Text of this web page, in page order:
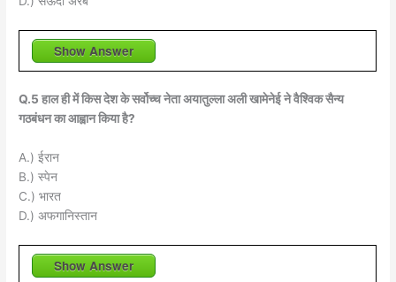
Show Answer
Q.5 हाल ही में किस देश के सर्वोच्च नेता अयातुल्ला अली खामेनेई ने वैश्विक सैन्य
गठबंधन का आह्वान किया है?
A.) ईरान
B.) स्पेन
C.) भारत
D.) अफगानिस्तान
Show Answer